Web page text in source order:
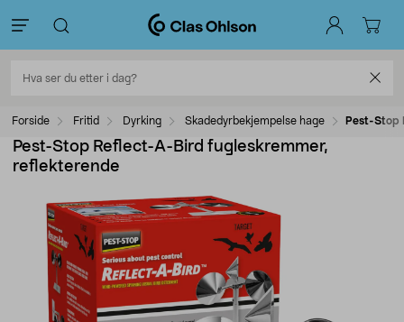
Forside Fritid Dyrking Skadedyrbekjempelse hage Pest-Stop
Pest-Stop Reflect-A-Bird fugleskremmer,
reflekterende